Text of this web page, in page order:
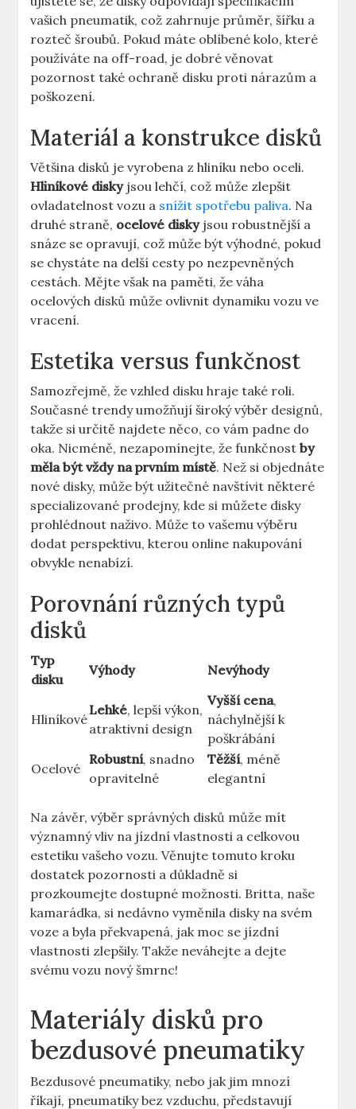
vašich ​pneumatik, což​ zahrnuje průměr, šířku a​
rozteč šroubů. Pokud máte ⁢oblíbené⁣ kolo, ​které
používáte na off-road, je dobré věnovat
pozornost také ochraně ‌disku proti nárazům a
‍poškození.
Materiál a ‍konstrukce disků
Většina ⁢disků je vyrobena z hliníku nebo ​oceli.
Hliníkové ⁤diskyjsou lehčí, což‍ může ​zlepšit
ovladatelnost vozu a snížit spotřebu paliva. Na
druhé straně, ocelové diskyjsou robustnější a
snáze se opravují, což⁢ může být výhodné, pokud
⁤se ⁢chystáte na delší cesty po nezpevněných
cestách. Mějte však na‌ paměti,‍ že váha
ocelových disků může ovlivnit ‍dynamiku vozu⁢ ve
vracení.
Estetika versus funkčnost
Samozřejmě, že vzhled ⁤disku hraje‍ také roli.
⁢Současné trendy umožňují⁣ široký‌ výběr designů,
takže si určitě najdete něco, co vám padne do⁤
oka. Nicméně, nezapomínejte,‌ že funkčnostby
měla být vždy na prvním místě. Než si objednáte
nové disky,‌ může být užitečné navštívit některé
specializované prodejny, kde si můžete disky
prohlédnout naživo. Může to ​vašemu výběru‍
dodat perspektivu, kterou online nakupování
obvykle nenabízí.
Porovnání různých typů
disků
Typ
disku
Výhody Nevýhody
Hliníkové
Lehké, lepší ‍výkon,
atraktivní design
Vyšší cena,
náchylnější ⁢k
⁤poškrábání
Ocelové
Robustní, snadno
opravitelné
Těžší, ‌méně
elegantní
Na závěr, výběr ​správných disků může mít
významný vliv na jízdní​ vlastnosti a⁤ celkovou
estetiku vašeho vozu. Věnujte tomuto kroku
dostatek pozornosti‍ a důkladně si
prozkoumejte‍ dostupné možnosti. Britta, ⁣naše
kamarádka, si nedávno vyměnila disky na svém
voze⁤ a byla překvapená, ‌jak moc se jízdní
vlastnosti zlepšily.⁣ Takže neváhejte a dejte
‍svému vozu nový šmrnc!
Materiály disků pro
bezdusové pneumatiky
Bezdusové pneumatiky, nebo⁢ jak ‍jim mnozí⁢
říkají,‌ pneumatiky bez vzduchu, ⁢představují‌